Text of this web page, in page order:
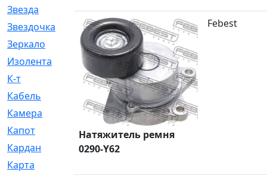
Звезда
[1]
Звездочка
[5]
Зеркало
[369]
Изолента
[1]
К-т
[13]
Кабель
[50]
Камера
[4]
Капот
[144]
Кардан
[131]
Карта
Натяжитель ремня
0290-Y62
Febest